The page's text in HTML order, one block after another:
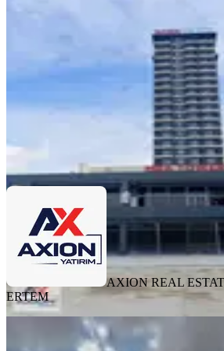
800 m²·Düz
450.000 ₺
Kamil ERTEM
AXION REAL
ERTEM
Pursaklar